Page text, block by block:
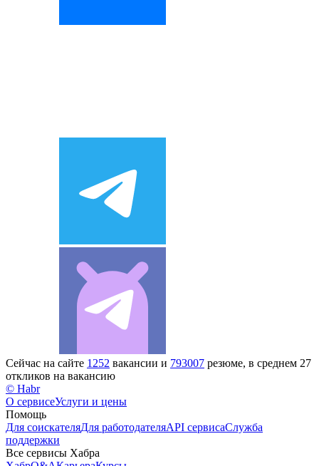
Сейчас на сайте 1252 вакансии и 793007 резюме, в среднем 27
откликов на вакансию
© Habr
О сервисеУслуги и цены
Помощь
Для соискателяДля работодателяAPI сервисаСлужба
поддержки
Все сервисы Хабра